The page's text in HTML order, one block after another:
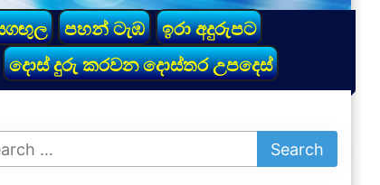
පහන් ටැඹ
ඉරා අදුරුපට
දොස් දුරු කරවන දොස්තර උපදෙස්